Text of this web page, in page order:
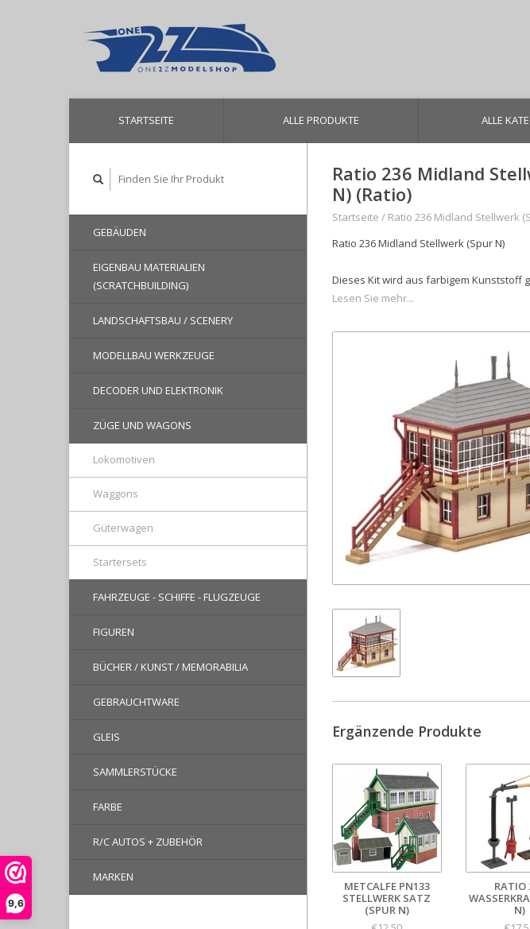
9,6
STARTSEITE ALLE PRODUKTE ALLE
GEBÄUDEN
EIGENBAU MATERIALIEN
(SCRATCHBUILDING)
LANDSCHAFTSBAU / SCENERY
MODELLBAU WERKZEUGE
DECODER UND ELEKTRONIK
ZÜGE UND WAGONS
Lokomotiven
Waggons
Güterwagen
Startersets
FAHRZEUGE - SCHIFFE - FLUGZEUGE
FIGUREN
BÜCHER / KUNST / MEMORABILIA
GEBRAUCHTWARE
GLEIS
SAMMLERSTÜCKE
FARBE
R/C AUTOS + ZUBEHÖR
MARKEN
Ratio 236 Midland
N) (Ratio)
Startseite / Ratio 236 Midland Stellwerk
Ratio 236 Midland Stellwerk (Spur N)
Dieses Kit wird aus farbigem Kunststoff
Lesen Sie mehr...
Ergänzende Produkte
METCALFE PN133
STELLWERK SATZ
(SPUR N)
RATIO
N)